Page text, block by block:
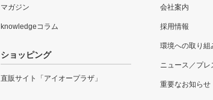
マガジン
knowledgeコラム
ショッピング
直販サイト「アイオープラザ」
会社案内
採用情報
環境への取り組
ニュース／プレ
重要なお知らせ